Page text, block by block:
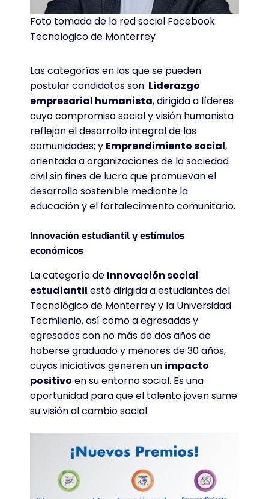
Foto tomada de la red social Facebook:
Tecnologico de Monterrey
Las categorías en las que se pueden
postular candidatos son: Liderazgo
empresarial humanista, dirigida a líderes
cuyo compromiso social y visión humanista
reflejan el desarrollo integral de las
comunidades; y Emprendimiento social,
orientada a organizaciones de la sociedad
civil sin fines de lucro que promuevan el
desarrollo sostenible mediante la
educación y el fortalecimiento comunitario.
Innovación estudiantil y estímulos
económicos
La categoría de Innovación social
estudiantil está dirigida a estudiantes del
Tecnológico de Monterrey y la Universidad
Tecmilenio, así como a egresadas y
egresados con no más de dos años de
haberse graduado y menores de 30 años,
cuyas iniciativas generen un impacto
positivo en su entorno social. Es una
oportunidad para que el talento joven sume
su visión al cambio social.